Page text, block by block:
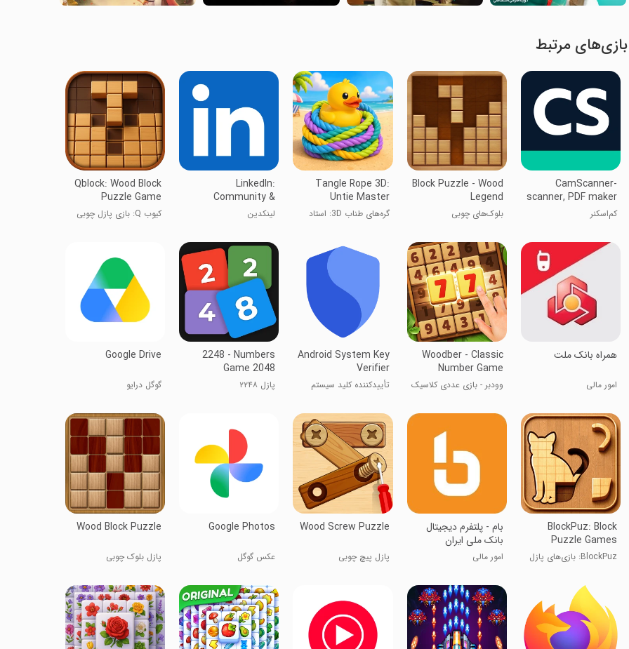
بازی‌های مرتبط
CamScanner-
scanner, PDF maker
کم‌اسکنر
Block Puzzle - Wood
Legend
بلوک‌های چوبی
Tangle Rope 3D:
Untie Master
گره‌های طناب 3D: استاد
LinkedIn:
Community &
Network
لینکد‌ین
Qblock: Wood Block
Puzzle Game
کیوب Q: بازی پازل چوبی
همراه بانک ملت
امور مالی
Woodber - Classic
Number Game
وودبر - بازی عددی کلاسیک
Android System Key
Verifier
تأیید‌کننده کلید سیستم
2248 - Numbers
Game 2048
پازل ۲۲۴۸
Google Drive
گوگل درایو
BlockPuz: Block
Puzzle Games
BlockPuz: بازی‌های پازل
بام - پلتفرم دیجیتال
بانک ملی ایران
امور مالی
Wood Screw Puzzle
پازل پیچ چوبی
Google Photos
عکس گوگل
Wood Block Puzzle
پازل بلوک چوبی